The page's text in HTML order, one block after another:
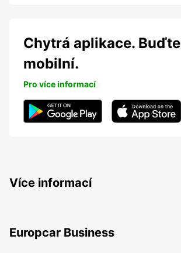
Chytrá aplikace. Buďte
mobilní.
Pro více informací
Více informací
Europcar Business